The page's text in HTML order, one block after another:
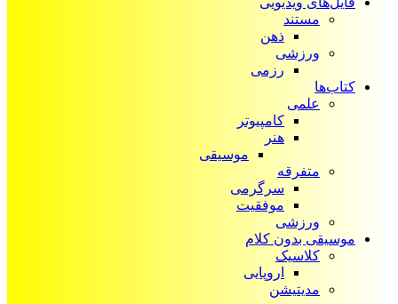
مستند
ذهن
ورزشی
رزمی
کتاب‌ها
علمی
کامپیوتر
هنر
موسیقی
متفرقه
سرگرمی
موفقیت
ورزشی
موسیقی بدون کلام
کلاسیک
اروپایی
مدیتیشن